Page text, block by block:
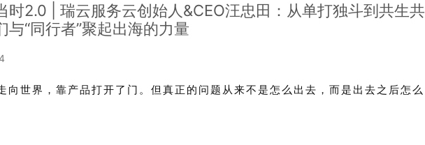
时2.0 | 瑞云服务云创始人&CEO汪忠田：从单打独斗到共生共
与“同行者”聚起出海的力量
向世界，靠产品打开了门。但真正的问题从来不是怎么出去，而是出去之后怎么